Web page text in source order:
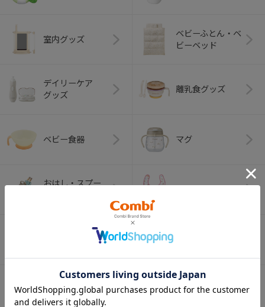
室内グッズ
ベビーふとん・ベ
ビーベッド
デイリーケア
グッズ
離乳食グッズ
ベビー食器 マグ
おはし・スプー
（お口のケア）
（ヘルメット）
ペット用品